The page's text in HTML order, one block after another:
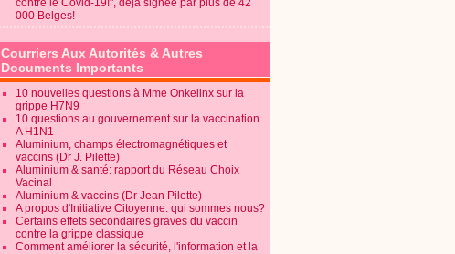
contre le Covid-19!", déjà signée par plus de 42
000 Belges!
Courriers Aux Autorités & Autres
Documents Importants
10 nouvelles questions à Mme Onkelinx sur la
grippe H7N9
10 questions au gouvernement sur la vaccination
A H1N1
Aluminium, champs électromagnétiques et
vaccins (Dr J. Pilette)
Aluminium & santé: rapport du Réseau Choix
Vacinal
Aluminium & vaccins (Dr Jean Pilette)
A propos d'Initiative Citoyenne: qui sommes nous?
Certains effets secondaires graves du vaccin
contre la grippe classique
Comment améliorer la sécurité, l'information et la